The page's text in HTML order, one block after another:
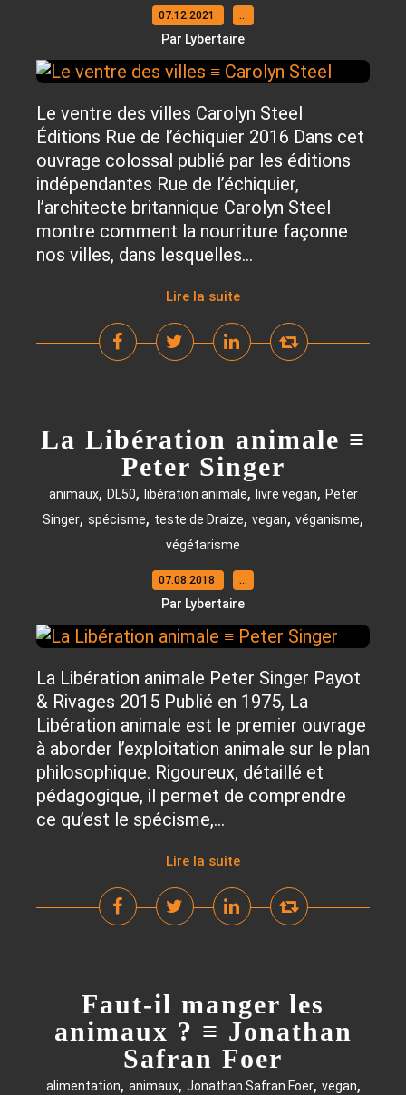
07.12.2021 …
Par Lybertaire
Le ventre des villes Carolyn Steel
Éditions Rue de l’échiquier 2016 Dans cet
ouvrage colossal publié par les éditions
indépendantes Rue de l’échiquier,
l’architecte britannique Carolyn Steel
montre comment la nourriture façonne
nos villes, dans lesquelles...
Lire la suite
La Libération animale ≡
Peter Singer
animaux, DL50, libération animale, livre vegan, Peter
Singer, spécisme, teste de Draize, vegan, véganisme,
végétarisme
07.08.2018 …
Par Lybertaire
La Libération animale Peter Singer Payot
& Rivages 2015 Publié en 1975, La
Libération animale est le premier ouvrage
à aborder l’exploitation animale sur le plan
philosophique. Rigoureux, détaillé et
pédagogique, il permet de comprendre
ce qu’est le spécisme,...
Lire la suite
Faut-il manger les
animaux ? ≡ Jonathan
Safran Foer
alimentation, animaux, Jonathan Safran Foer, vegan,